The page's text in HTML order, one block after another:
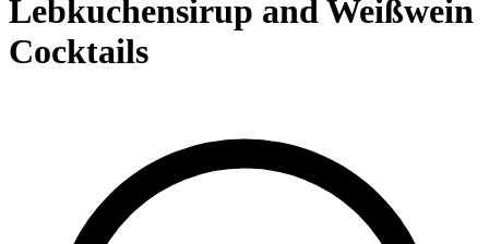
Lebkuchensirup and Weißwein
Cocktails